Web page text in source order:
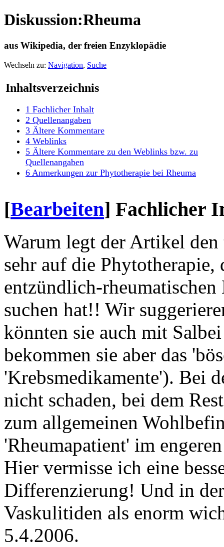
Diskussion:Rheuma
aus Wikipedia, der freien Enzyklopädie
Wechseln zu: Navigation, Suche
Inhaltsverzeichnis
1 Fachlicher Inhalt
2 Quellenangaben
3 Ältere Kommentare
4 Weblinks
5 Ältere Kommentare zu den Weblinks bzw. zu
Quellenangaben
6 Anmerkungen zur Phytotherapie bei Rheuma
[Bearbeiten] Fachlicher
Warum legt der Artikel den
sehr auf die
entzündlich-
suchen hat!! Wir
könnten sie auch mit
bekommen sie aber das
'Krebsmedikamente'). Bei
nicht schaden, bei dem
zum allgemeinen
'Rheumapatient' im
Hier vermisse ich eine
Differenzierung! Und in
Vaskulitiden als enorm
5.4.2006.